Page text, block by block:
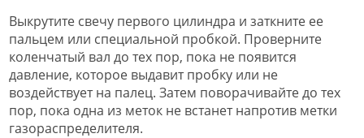
Выкрутите свечу первого цилиндра и заткните ее
пальцем или специальной пробкой. Проверните
коленчатый вал до тех пор, пока не появится
давление, которое выдавит пробку или не
воздействует на палец. Затем поворачивайте до тех
пор, пока одна из меток не встанет напротив метки
газораспределителя.